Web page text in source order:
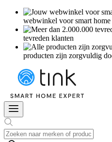
webwinkel voor smart
tevreden klanten
producten zijn zorgvuldig